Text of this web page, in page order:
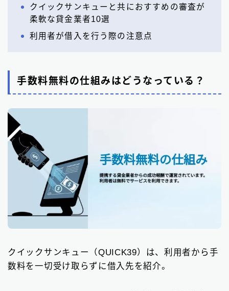
クイックサンキューと共におすすめの審査が
柔軟な貸金業者10選
利用者が借入を行う際の注意点
手数料無料の仕組みはどうなっている？
クイックサンキュー（QUICK39）は、利用者から手
数料を一切受け取らずに借入先を紹介。